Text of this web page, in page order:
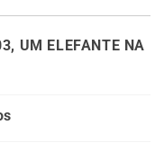
UM ELEFANTE NA